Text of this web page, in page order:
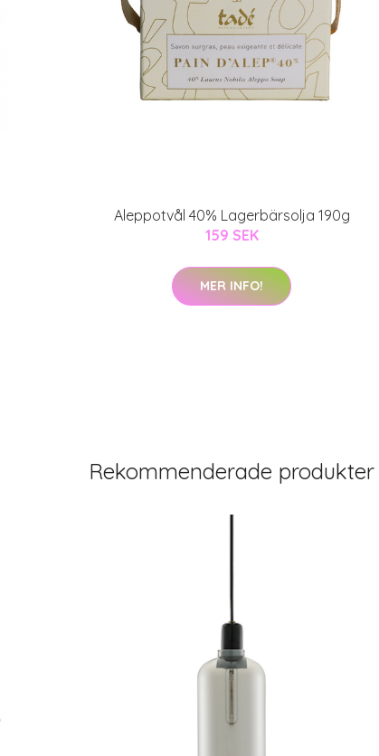
Aleppotvål 40% Lagerbärsolja 190g
159 SEK
MER INFO!
Rekommenderade produkter